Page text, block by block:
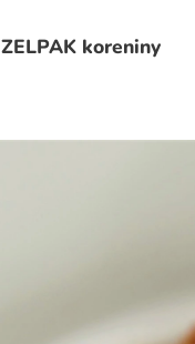
ZELPAK koreniny